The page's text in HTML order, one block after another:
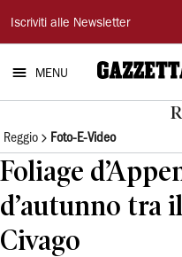
Gazzetta
di
Reggio
Iscriviti alle Newsletter
MENU
Reggio Foto-E-Video
Foliage
d’autunno tra
Civago